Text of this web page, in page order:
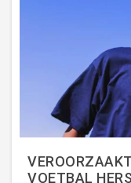
VOETBAL